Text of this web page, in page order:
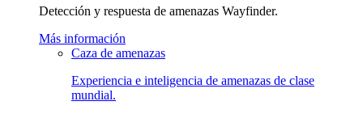
Detección y respuesta de amenazas Wayfinder.
Más información
Caza de amenazas
Experiencia e inteligencia de amenazas de clase
mundial.